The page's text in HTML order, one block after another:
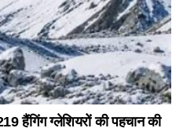
हैंगिंग ग्लेशियरों की पहचान की